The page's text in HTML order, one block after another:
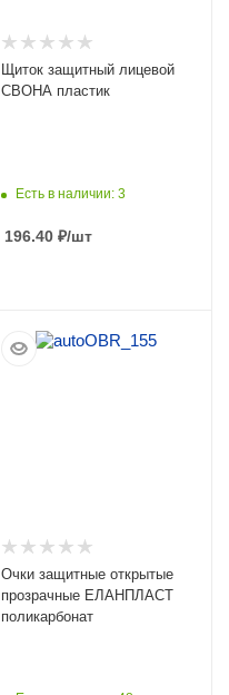
Щиток защитный лицевой
СВОНА пластик
Есть в наличии: 3
196.40 ₽/шт
ПОДРОБНЕЕ
Очки защитные открытые
прозрачные ЕЛАНПЛАСТ
поликарбонат